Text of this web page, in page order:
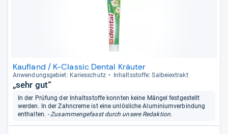
Kaufland / K-Classic Dental Kräuter
Anwen­dungs­ge­biet: Kari­es­schutz Inhaltss­toffe: Sal­bei­ex­trakt
„sehr gut“
In der Prüfung der Inhaltsstoffe konnten keine Mängel festgestellt
werden. In der Zahncreme ist eine unlösliche Aluminiumverbindung
enthalten. - Zusammengefasst durch unsere Redaktion.